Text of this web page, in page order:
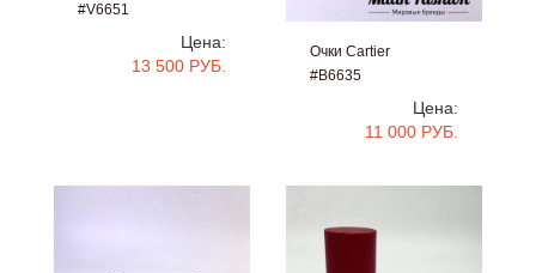
#V6651
Цена:
13 500 РУБ.
Очки Cartier
#B6635
Цена:
11 000 РУБ.